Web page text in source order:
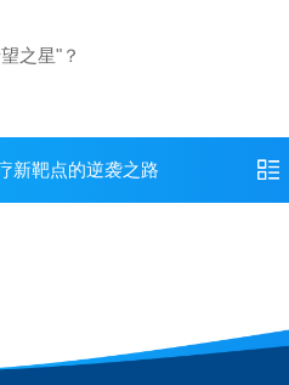
之星"？
新靶点的逆袭之路